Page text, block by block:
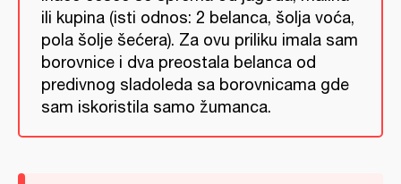
ili kupina (isti odnos: 2 belanca, šolja voća,
pola šolje šećera). Za ovu priliku imala sam
borovnice i dva preostala belanca od
predivnog sladoleda sa borovnicama gde
sam iskoristila samo žumanca.